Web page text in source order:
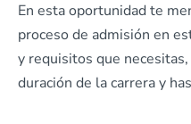
En esta oportunidad te
proceso de admisión en
y requisitos que
duración de la carrera y